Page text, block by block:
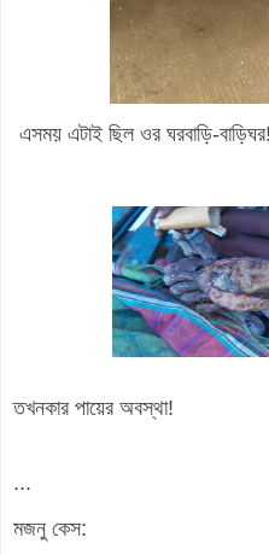
এসময় এটাই ছিল ওর ঘরবাড়ি-বাড়িঘর!
তখনকার পায়ের অবস্থা!
...
মজনু কেস: